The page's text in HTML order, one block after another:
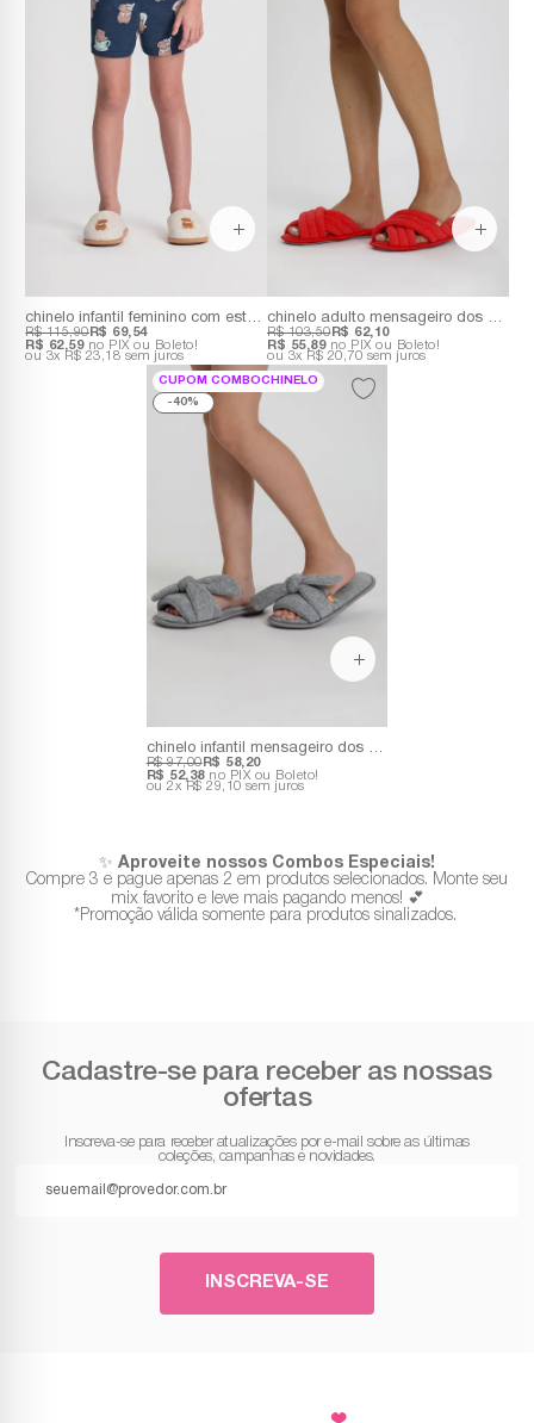
chinelo infantil feminino com estampa de capivara
R$ 62,59no PIX ou Boleto!
R$ 115,90R$ 69,54
3x R$ 23,18 sem juros
chinelo adulto mensageiro dos sonhos
R$ 55,89no PIX ou Boleto!
R$ 103,50R$ 62,10
3x R$ 20,70 sem juros
40%
CUPOM COMBOCHINELO
chinelo infantil mensageiro dos sonhos
R$ 52,38no PIX ou Boleto!
R$ 97,00R$ 58,20
2x R$ 29,10sem juros
✨ Aproveite nossos Combos Especiais!
Compre 3 e pague apenas 2 em produtos selecionados. Monte seu
mix favorito e leve mais pagando menos! 💕
*Promoção válida somente para produtos sinalizados.
Cadastre-se para receber as nossas
ofertas
Inscreva-se para receber atualizações por e-mail sobre as últimas
coleções, campanhas e novidades.
INSCREVA-SE